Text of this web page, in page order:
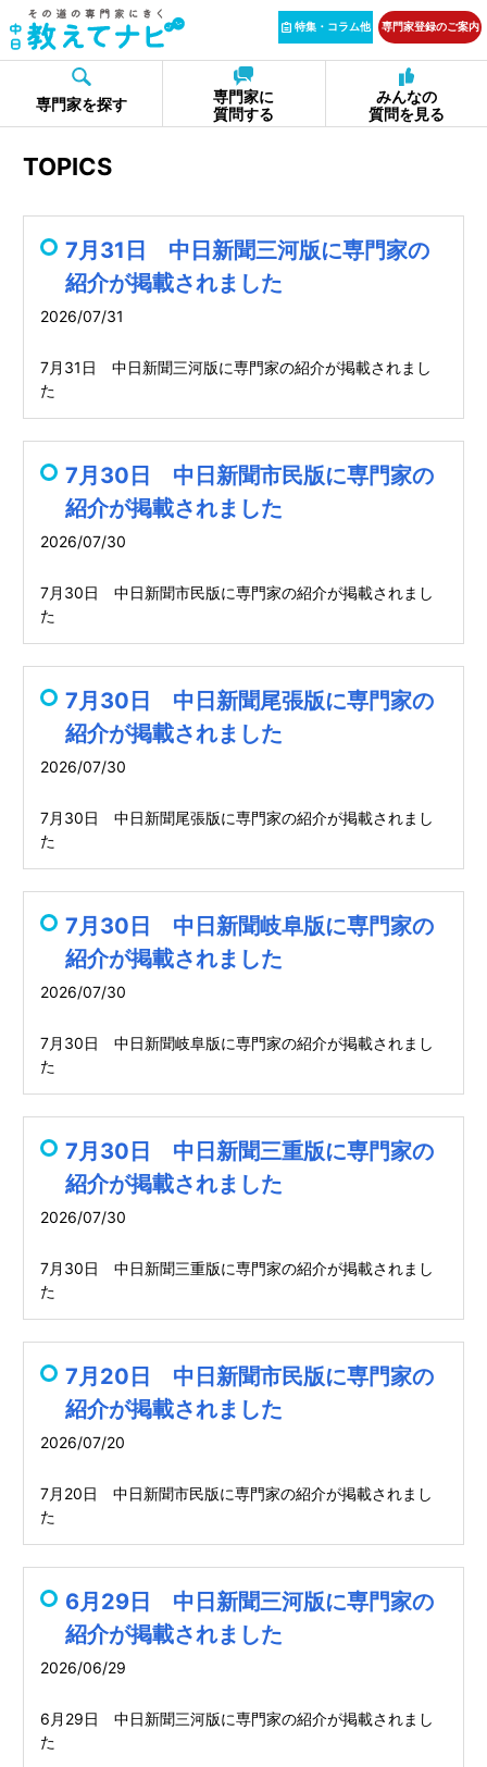
特集・コラム他 専門家登録のご案内
専門家を探す
専門家に
質問する
みんなの
質問を見る
TOPICS
7月31日 中日新聞三河版に専門家の
紹介が掲載されました
2026/07/31
7月31日 中日新聞三河版に専門家の紹介が掲載されまし
た
7月30日 中日新聞市民版に専門家の
紹介が掲載されました
2026/07/30
7月30日 中日新聞市民版に専門家の紹介が掲載されまし
た
7月30日 中日新聞尾張版に専門家の
紹介が掲載されました
2026/07/30
7月30日 中日新聞尾張版に専門家の紹介が掲載されまし
た
7月30日 中日新聞岐阜版に専門家の
紹介が掲載されました
2026/07/30
7月30日 中日新聞岐阜版に専門家の紹介が掲載されまし
た
7月30日 中日新聞三重版に専門家の
紹介が掲載されました
2026/07/30
7月30日 中日新聞三重版に専門家の紹介が掲載されまし
た
7月20日 中日新聞市民版に専門家の
紹介が掲載されました
2026/07/20
7月20日 中日新聞市民版に専門家の紹介が掲載されまし
た
6月29日 中日新聞三河版に専門家の
紹介が掲載されました
2026/06/29
6月29日 中日新聞三河版に専門家の紹介が掲載されまし
た